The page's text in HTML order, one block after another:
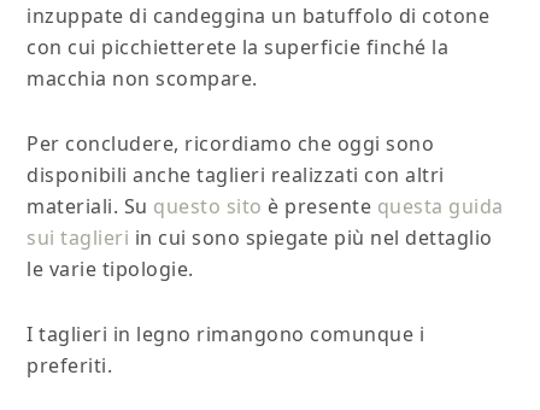
inzuppate di candeggina un batuffolo di cotone
con cui picchietterete la superficie finché la
macchia non scompare.
Per concludere, ricordiamo che oggi sono
disponibili anche taglieri realizzati con altri
materiali. Su questo sito è presente questa guida
sui taglieri in cui sono spiegate più nel dettaglio
le varie tipologie.
I taglieri in legno rimangono comunque i
preferiti.